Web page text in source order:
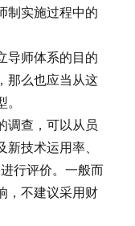
制实施过程中的
导师体系的目的
那么也应当从这
调查，可以从员
技术运用率、
行评价。一般而
，不建议采用财